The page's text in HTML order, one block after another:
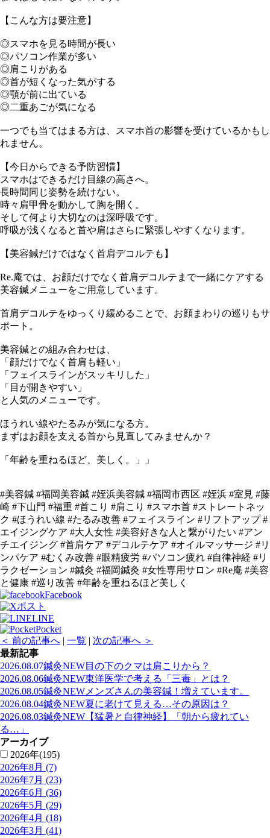
【こんな方は要注意】
◎スマホを見る時間が長い
◎パソコン作業が多い
◎肩こりがある
◎首が短くなった気がする
◎顎が前に出ている
◎二重あごが気になる
一つでも当てはまる方は、スマホ首の影響を受けているかもし
れません。
【今日からできる予防習慣】
スマホはできるだけ目線の高さへ。
長時間同じ姿勢を続けない。
時々肩甲骨を動かして胸を開く。
そして何より大切なのは深呼吸です。
呼吸が浅くなると首や肩はさらに緊張しやすくなります。
【美容鍼だけではなく首肩デコルテも】
Re.庵では、お顔だけでなく首肩デコルテまで一緒にケアする
美容鍼メニューをご用意しています。
首肩デコルテをゆっくり緩めることで、お顔まわりの巡りもサ
ポート。
美容鍼との組み合わせは、
「顔だけでなく首肩も軽い」
「フェイスラインがスッキリした」
「目が開きやすい」
と人気のメニューです。
ほうれい線やたるみが気になる方。
まずはお顔を支える首から見直してみませんか？
「年齢を重ねるほど、美しく。」」
#美容鍼 #福岡美容鍼 #姪浜美容鍼 #福岡市西区 #姪浜 #室見 #藤
崎 #下山門 #福重 #首こり #肩こり #スマホ首 #ストレートネッ
ク #ほうれい線 #たるみ改善 #フェイスライン #リフトアップ #
エイジングケア #大人女性 #美容好きな人と繋がりたい #アン
チエイジング #首肩ケア #デコルテケア #オイルマッサージ #リ
ンパケア #むくみ改善 #眼精疲労 #パソコン疲れ #自律神経 #リ
ラクゼーション #鍼灸 #福岡鍼灸 #女性専用サロン #Re庵 #美容
と健康 #巡り改善 #年齢を重ねるほど美しく
Facebook
ポスト
LINE
Pocket
＜ 前の記事へ | 一覧 | 次の記事へ ＞
最新記事
2026.08.07鍼灸NEW目の下のクマは肩こりから？
2026.08.06鍼灸NEW東洋医学で考える「三毒」とは？
2026.08.05鍼灸NEW メンズさんの美容鍼！増えています。
2026.08.04鍼灸NEW夏に老けて見える…その原因は？
2026.08.03鍼灸NEW 【猛暑と自律神経】「朝から疲れてい
る…」
アーカイブ
2026年(195)
2026年8月 (7)
2026年7月 (23)
2026年6月 (36)
2026年5月 (29)
2026年4月 (18)
2026年3月 (41)